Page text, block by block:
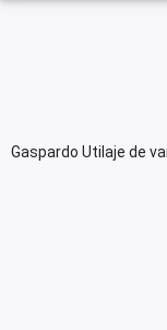
Gaspardo Utilaje de